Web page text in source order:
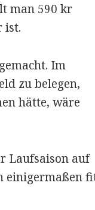
man 590 kr
ist.
Im
zu belegen,
hätte, wäre
Laufsaison auf
einigermaßen